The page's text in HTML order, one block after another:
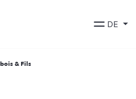
DE
& Fils